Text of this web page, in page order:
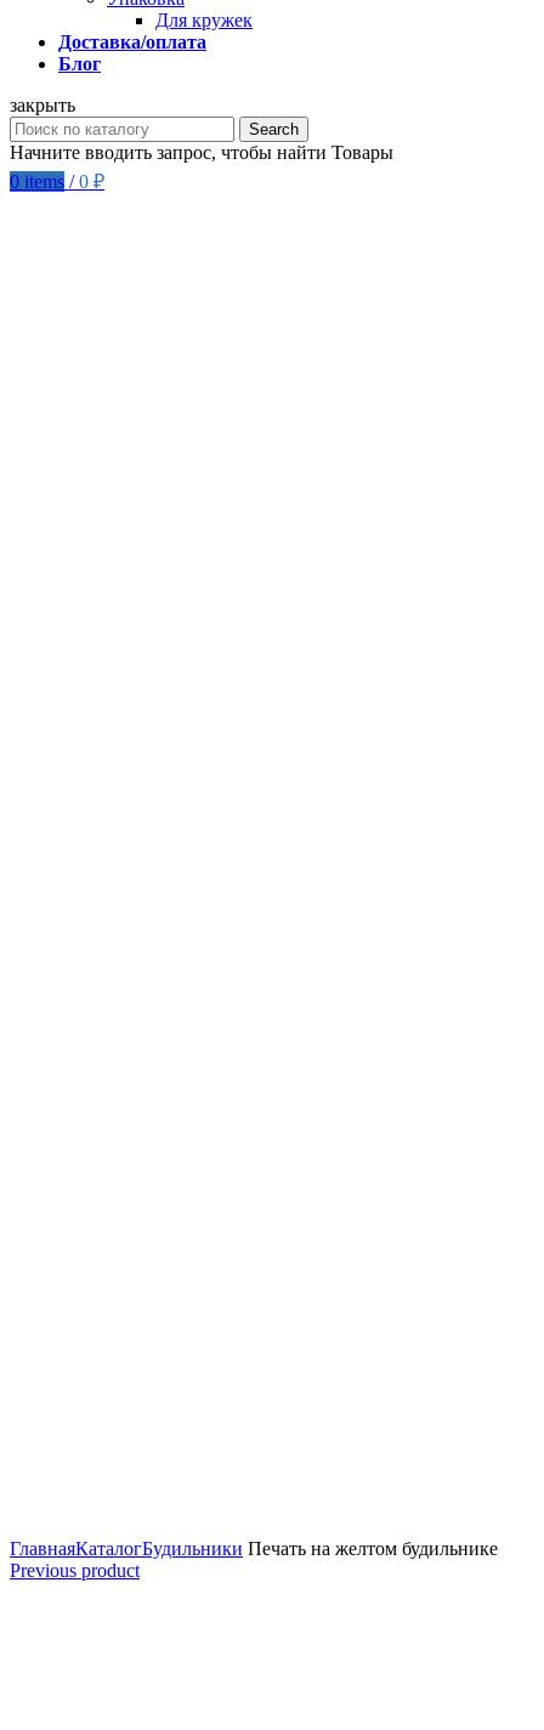
Для кружек
Доставка/оплата
Блог
закрыть
Search
Начните вводить запрос, чтобы найти Товары
0 items / 0 ₽
ГлавнаяКаталогБудильники Печать на желтом будильнике
Previous product